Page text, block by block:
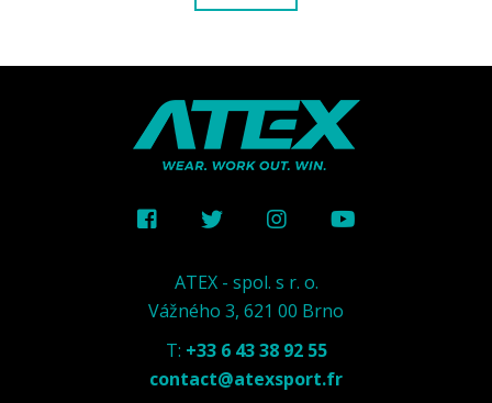
ATEX - spol. s r. o.
Vážného 3, 621 00 Brno
T: +33 6 43 38 92 55
contact@atexsport.fr